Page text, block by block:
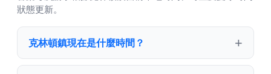
狀態更新。
克林頓鎮現在是什麼時間？